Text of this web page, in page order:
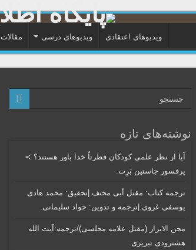
ویدیوهای اعتقادی ویدیوهای درسی مقالات
نوشته‌های تازه
آیا از نظر علمی کودکان فطرتاً خدا باور هستند؟ ≻
پرفسور جاستین بَرِت.
ترجمه کتاب: مقتل أبی مخنف.|تحقیق: محمد هادی
یوسفی غروی.|ترجمه و تدوین: جواد سلیمانی.
محن الابرار (مقتل علامه مجلسی)/ترجمه:آیت الله
هشترودی تبریزی.